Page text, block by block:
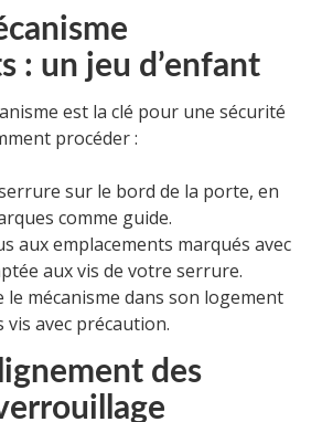
: un jeu d’enfant
est la clé pour une sécurité
procéder :
sur le bord de la porte, en
comme guide.
aux emplacements marqués avec
aux vis de votre serrure.
le mécanisme dans son logement
avec précaution.
des